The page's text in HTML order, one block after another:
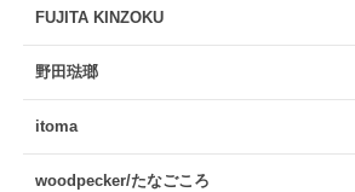
FUJITA KINZOKU
野田琺瑯
itoma
woodpecker/たなごころ